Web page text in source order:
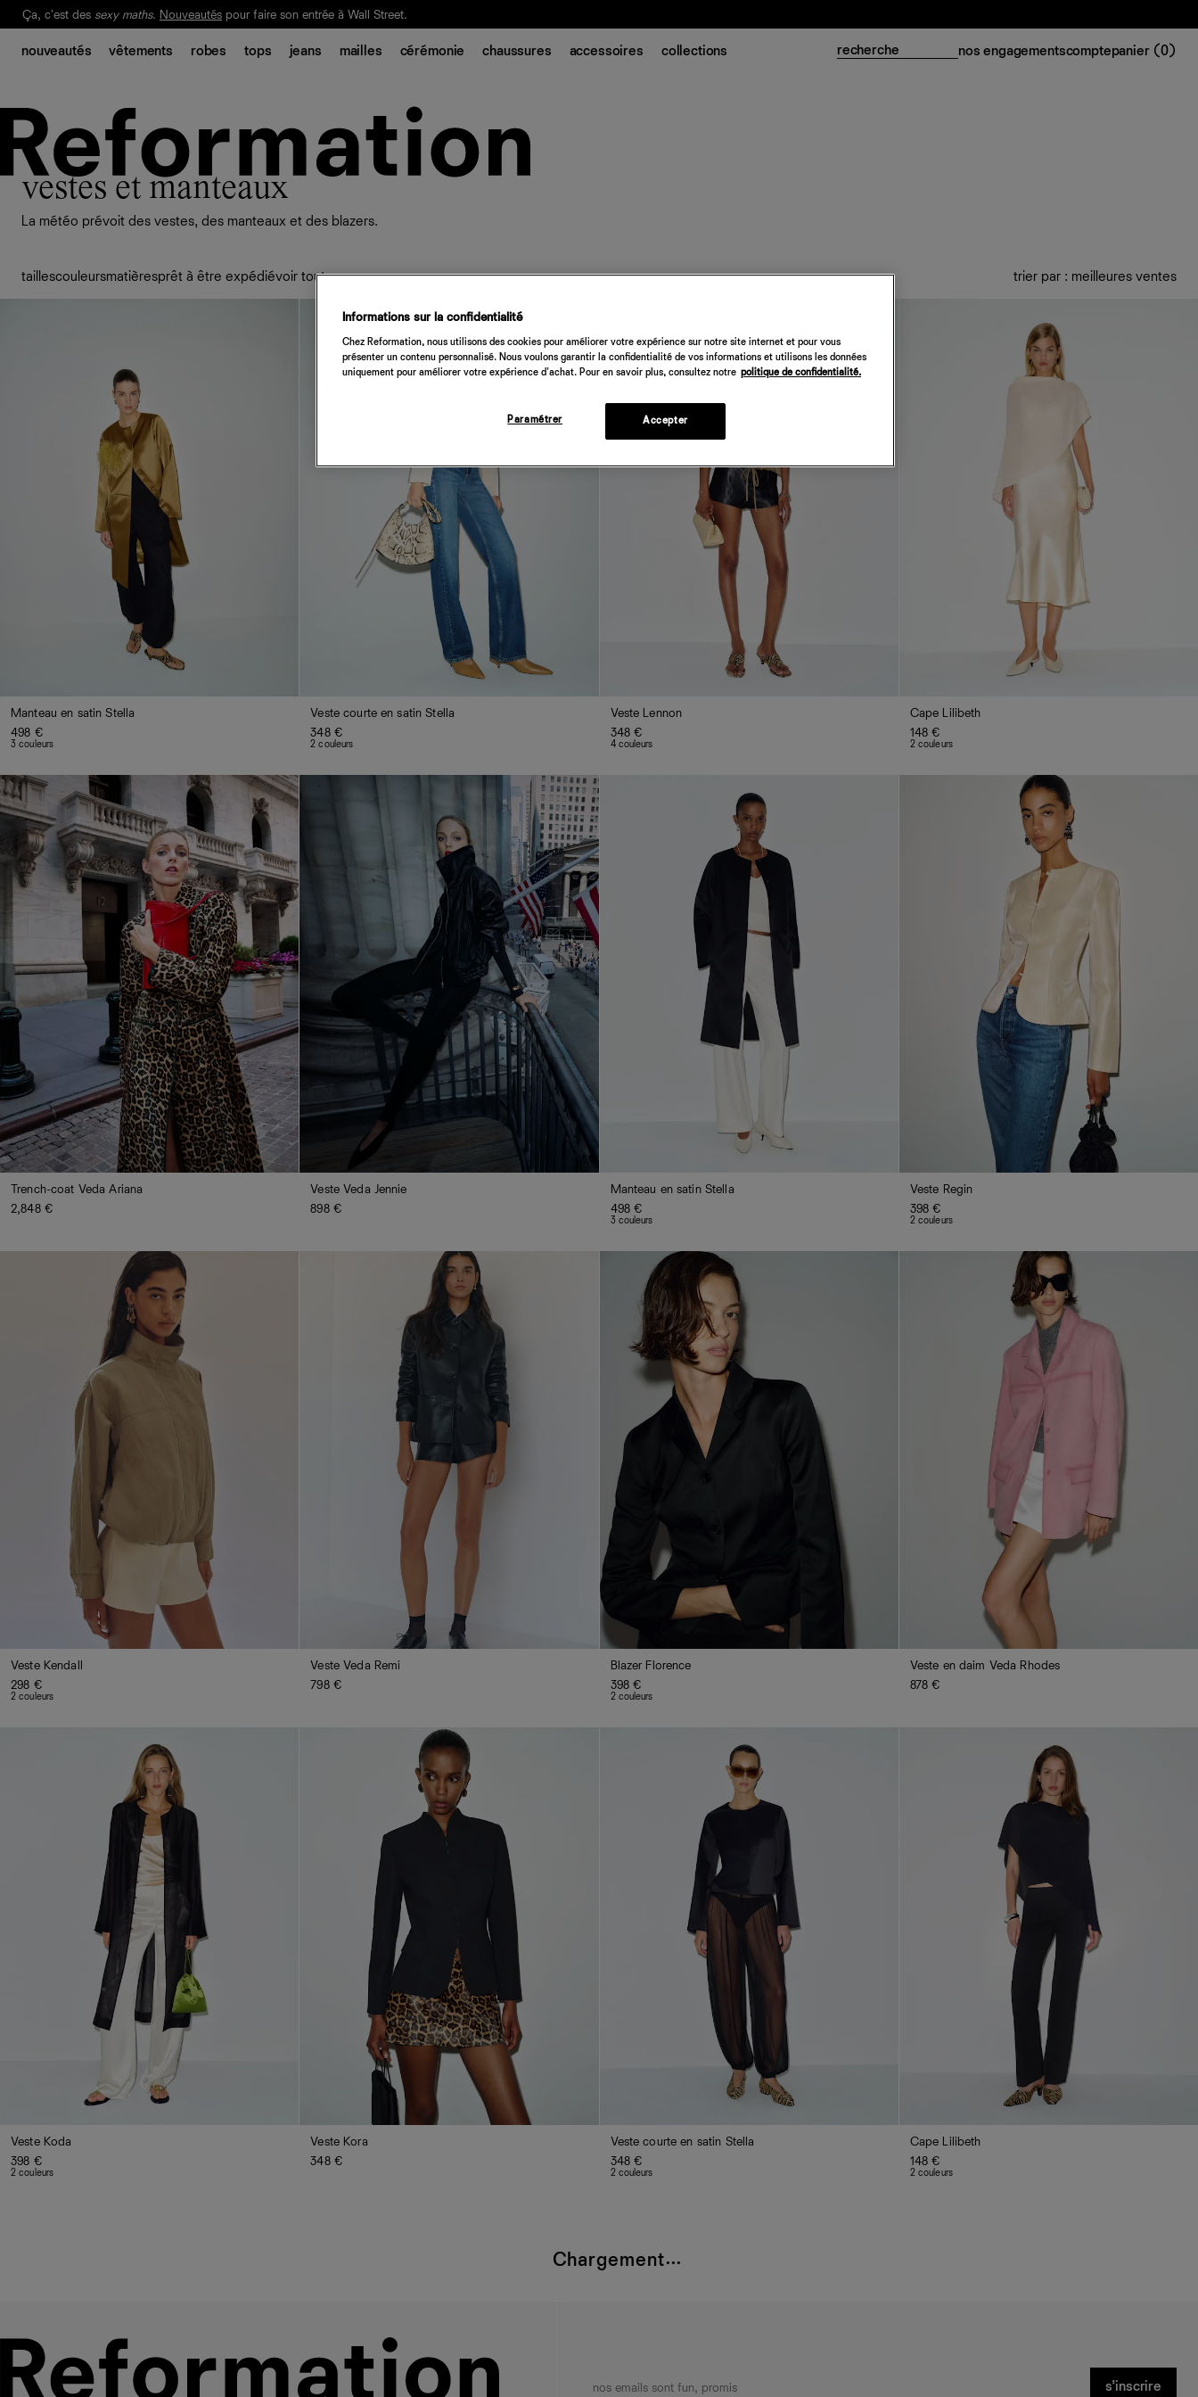
Livraison gratuite. Frais de douane et taxes inclus.
nouveautés vêtements robes tops jeans mailles cérémonie chaussures accessoires collections nos engagementscomptepanier (0)
vestes et manteaux
La météo prévoit des vestes, des manteaux et des blazers.
taillescouleursmatièresprêt à être expédiévoir tout trier par : meilleures ventes
Manteau en satin Stella
498 €
3 couleurs
Veste courte en satin Stella
348 €
2 couleurs
Veste Lennon
348 €
4 couleurs
Cape Lilibeth
148 €
2 couleurs
Trench-coat Veda Ariana
2,848 €
Veste Veda Jennie
898 €
Manteau en satin Stella
498 €
3 couleurs
Veste Regin
398 €
2 couleurs
Veste Kendall
298 €
2 couleurs
Veste Veda Remi
798 €
Blazer Florence
398 €
2 couleurs
Veste en daim Veda Rhodes
878 €
Veste Koda
398 €
2 couleurs
Veste Kora
348 €
Veste courte en satin Stella
348 €
2 couleurs
Cape Lilibeth
148 €
2 couleurs
Chargement
s’inscrire
Informations sur la confidentialité
Chez Reformation, nous utilisons des cookies pour améliorer votre expérience sur notre site internet et pour vous
présenter un contenu personnalisé. Nous voulons garantir la confidentialité de vos informations et utilisons les données
uniquement pour améliorer votre expérience d'achat. Pour en savoir plus, consultez notre politique de confidentialité.
Paramétrer Accepter